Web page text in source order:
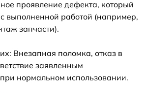
проявление дефекта, который
выполненной работой (например,
запчасти).
Внезапная поломка, отказ в
заявленным
нормальном использовании.